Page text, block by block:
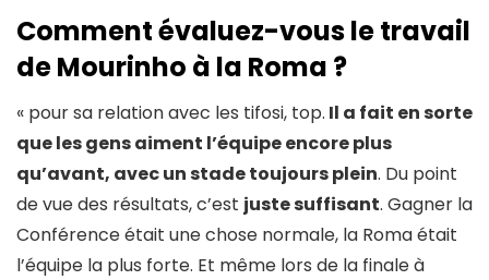
Comment évaluez-vous le travail
de Mourinho à la Roma ?
« pour sa relation avec les tifosi, top. Il a fait en sorte
que les gens aiment l’équipe encore plus
qu’avant, avec un stade toujours plein. Du point
de vue des résultats, c’est juste suffisant. Gagner la
Conférence était une chose normale, la Roma était
l’équipe la plus forte. Et même lors de la finale à